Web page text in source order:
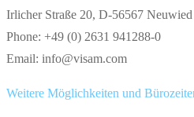
Irlicher Straße 20, D-56567 Neuwied
Phone: +49 (0) 2631 941288-0
Email: info@visam.com
Weitere Möglichkeiten und